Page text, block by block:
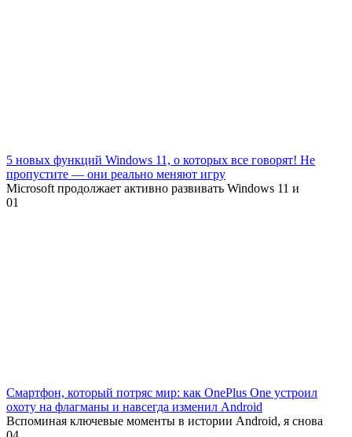
5 новых функций Windows 11, о которых все говорят! Не
пропустите — они реально меняют игру
Microsoft продолжает активно развивать Windows 11 и
01
Смартфон, который потряс мир: как OnePlus One устроил
охоту на флагманы и навсегда изменил Android
Вспоминая ключевые моменты в истории Android, я снова